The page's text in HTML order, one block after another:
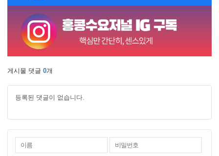
게시물 댓글 0개
등록된 댓글이 없습니다.